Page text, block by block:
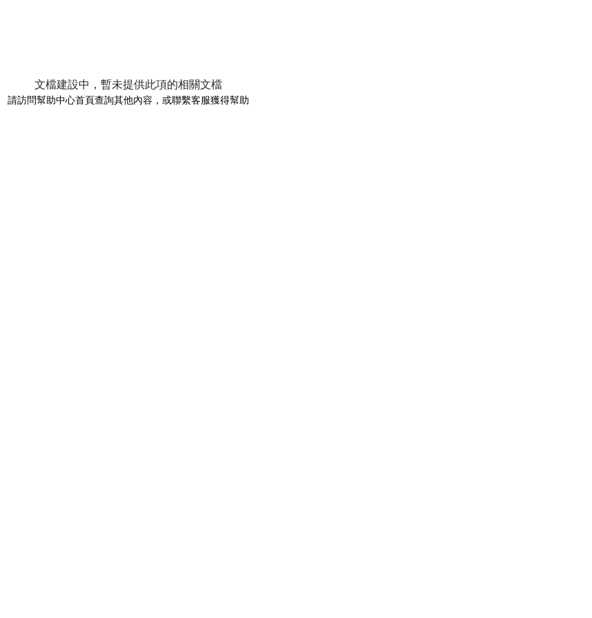
文檔建設中，暫未提供此項的相關文檔
請訪問幫助中心首頁查詢其他內容，或聯繫客服獲得幫助